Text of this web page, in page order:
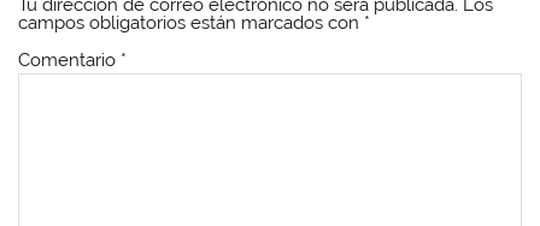
Tu dirección de correo electrónico no será publicada. Los
campos obligatorios están marcados con *
Comentario *